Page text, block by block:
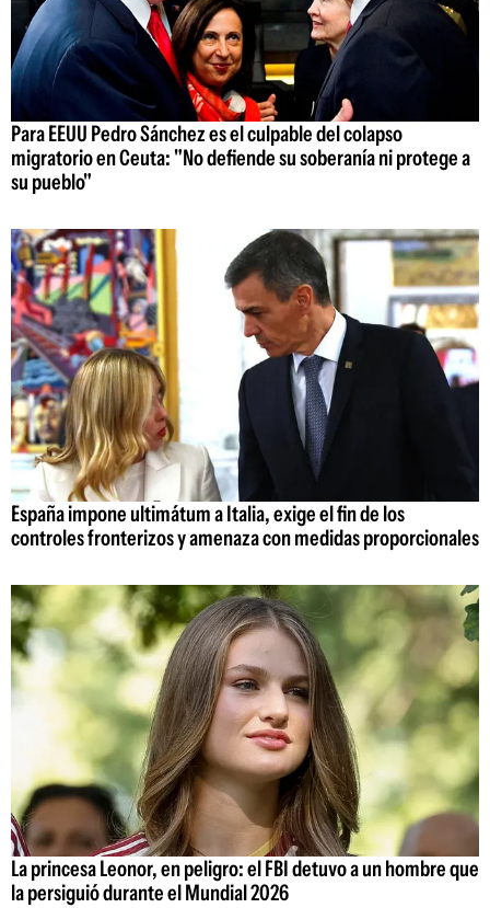
Para EEUU Pedro Sánchez es el culpable del colapso
migratorio en Ceuta: "No defiende su soberanía ni protege a
su pueblo"
España impone ultimátum a Italia, exige el fin de los
controles fronterizos y amenaza con medidas proporcionales
La princesa Leonor, en peligro: el FBI detuvo a un hombre que
la persiguió durante el Mundial 2026